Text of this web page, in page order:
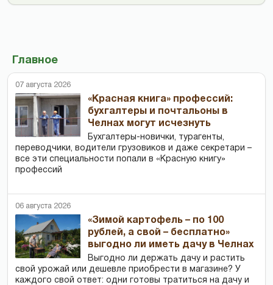
Главное
07 августа 2026
«Красная книга» профессий:
бухгалтеры и почтальоны в
Челнах могут исчезнуть
Бухгалтеры-новички, тур­агенты,
переводчики, водители грузовиков и даже секретари –
все эти специальности попали в «Красную книгу»
профессий
06 августа 2026
«Зимой картофель – по 100
рублей, а свой – бесплатно»
выгодно ли иметь дачу в Челнах
Выгодно ли держать дачу и растить
свой урожай или дешевле приобрести в магазине? У
каждого свой ответ: одни готовы тратиться на дачу и